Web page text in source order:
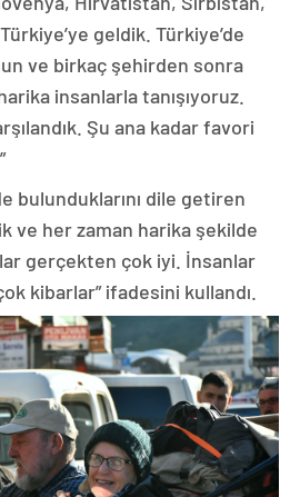
geldik. Türkiye’de
ve birkaç şehirden sonra
insanlarla tanışıyoruz.
Şu ana kadar favori
bulunduklarını dile getiren
ve her zaman harika şekilde
gerçekten çok iyi. İnsanlar
kibarlar” ifadesini kullandı.